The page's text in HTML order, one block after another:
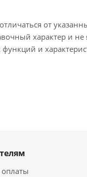
от
характер и
и